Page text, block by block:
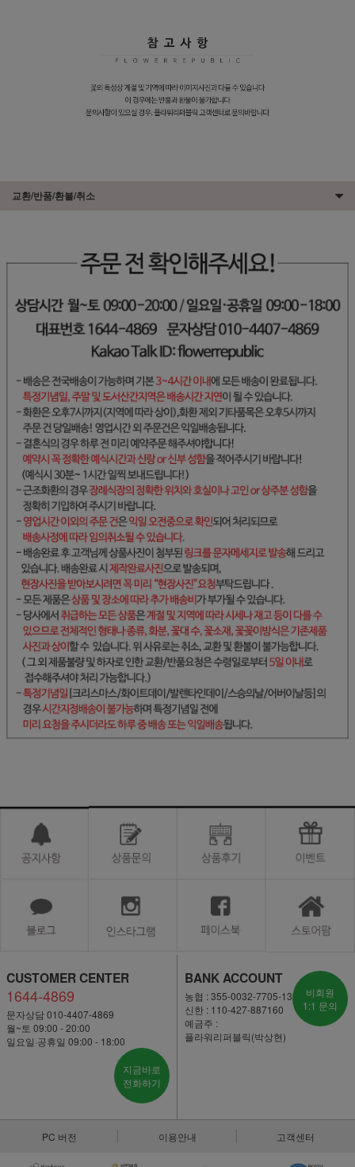
교환/반품/환불/취소
CUSTOMER CENTER
1644-4869
문자상담 010-4407-4869
월~토 09:00 - 20:00
일요일·공휴일 09:00 - 18:00
지금바로
전화하기
BANK ACCOUNT
농협 : 355-0032-7705-13
신한 : 110-427-887160
예금주 :
플라워리퍼블릭(박상현)
비회원
1:1 문의
PC 버전 이용안내 고객센터